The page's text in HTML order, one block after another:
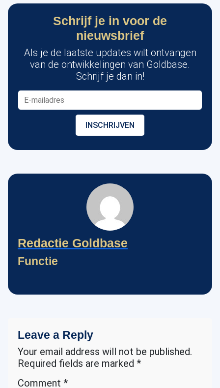
Schrijf je in voor de
nieuwsbrief
Als je de laatste updates wilt ontvangen
van de ontwikkelingen van Goldbase.
Schrijf je dan in!
Redactie Goldbase
Functie
Leave a Reply
Your email address will not be published.
Required fields are marked *
Comment *